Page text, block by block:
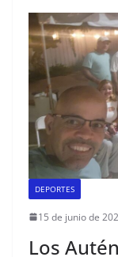
DEPORTES
15 de junio de
Los